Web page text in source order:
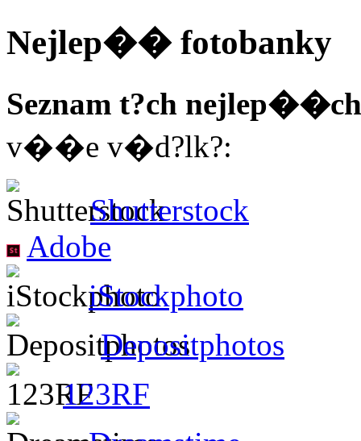
Nejlep�� fotobanky
Seznam t?ch
v��e v�d?lk?:
Shutterstock
Adobe
iStockphoto
Depositphotos
123RF